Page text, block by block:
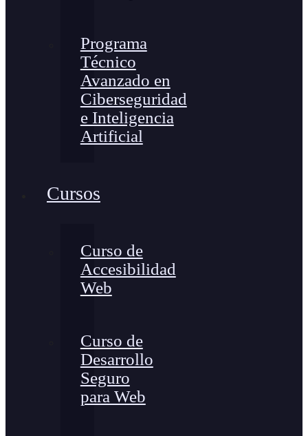
Programa
Técnico
Avanzado en
Ciberseguridad
e Inteligencia
Artificial
Cursos
Curso de
Accesibilidad
Web
Curso de
Desarrollo
Seguro
para Web